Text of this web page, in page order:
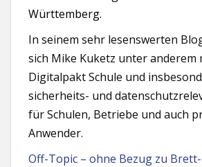
Württemberg.
In seinem sehr lesenswerten
sich Mike Kuketz unter anderem
Digitalpakt Schule und
sicherheits- und
für Schulen, Betriebe und auch
Anwender.
Off-Topic – ohne Bezug zu